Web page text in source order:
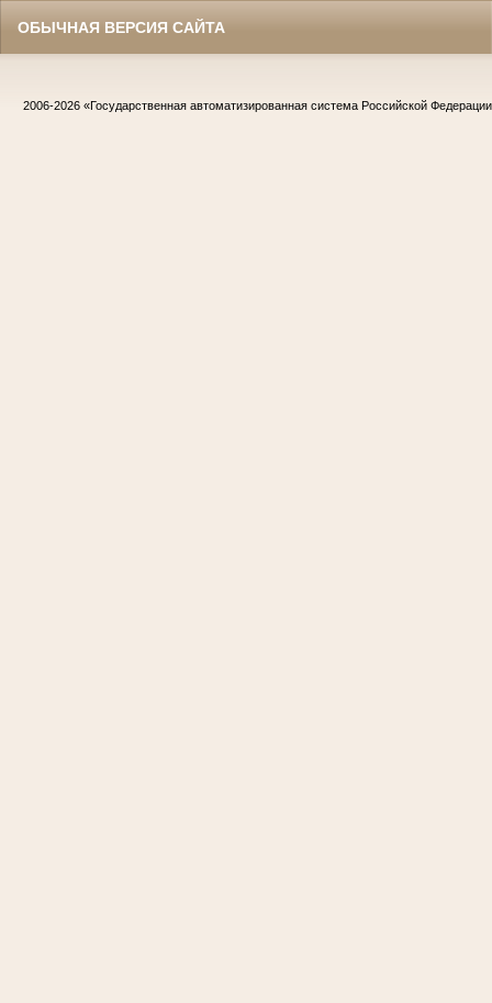
ОБЫЧНАЯ ВЕРСИЯ САЙТА
2006-2026 «Государственная автоматизированная система Российской